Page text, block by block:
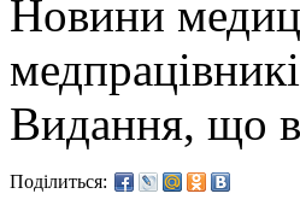
Новини
Видання, що
Поділиться: